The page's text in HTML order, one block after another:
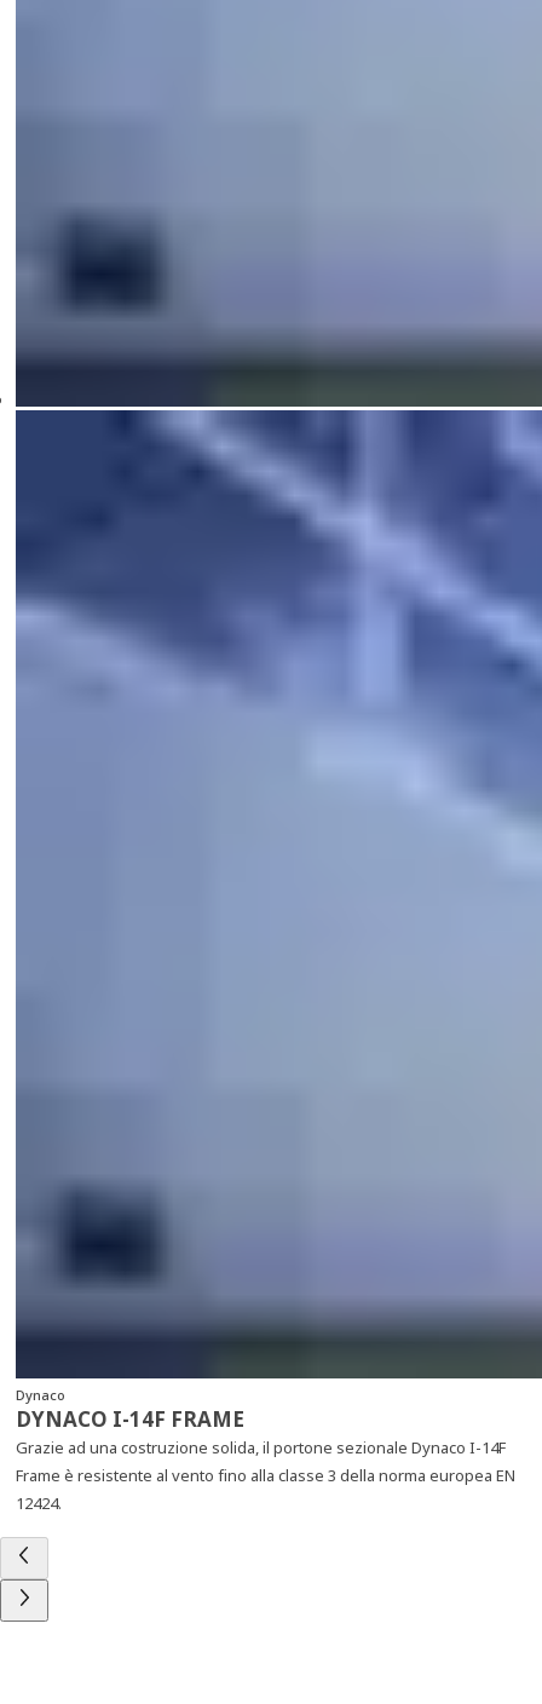
Dynaco
DYNACO I-14F FRAME
Grazie ad una costruzione solida, il portone sezionale Dynaco I-14F
Frame è resistente al vento fino alla classe 3 della norma europea EN
12424.